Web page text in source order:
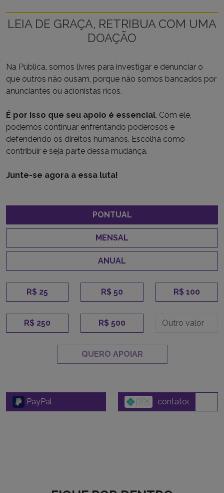
LEIA DE GRAÇA, RETRIBUA COM UMA
DOAÇÃO
Na Pública, somos livres para investigar e denunciar o
que outros não ousam, porque não somos bancados por
anunciantes ou acionistas ricos.
É por isso que seu apoio é essencial. Com ele,
podemos continuar enfrentando poderosos e
defendendo os direitos humanos. Escolha como
contribuir e seja parte dessa mudança.
Junte-se agora a essa luta!
PONTUAL
MENSAL
ANUAL
R$ 25 R$ 50 R$ 100
R$ 250 R$ 500
QUERO APOIAR
PayPal